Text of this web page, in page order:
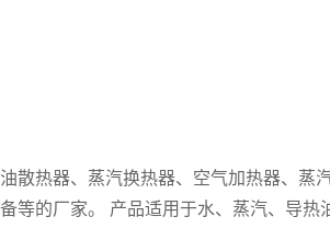
散热器、蒸汽换热器、空气加热器、蒸
等的厂家。 产品适用于水、蒸汽、导热